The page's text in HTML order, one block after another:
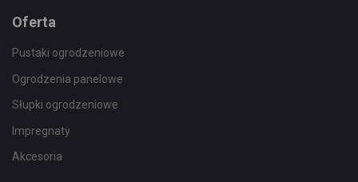
Oferta
Pustaki ogrodzeniowe
Ogrodzenia panelowe
Słupki ogrodzeniowe
Impregnaty
Akcesoria